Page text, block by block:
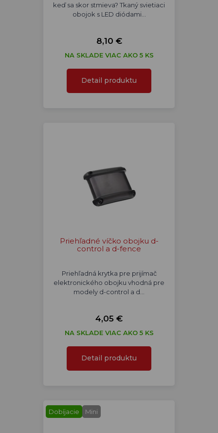
keď sa skor stmieva? Tkaný svietiaci
obojok s LED diódami…
8,10 €
NA SKLADE VIAC AKO 5 KS
Detail produktu
Priehľadné víčko obojku d-
control a d-fence
Priehľadná krytka pre prijímač
elektronického obojku vhodná pre
modely d-control a d…
4,05 €
NA SKLADE VIAC AKO 5 KS
Detail produktu
Dobíjacie Mini